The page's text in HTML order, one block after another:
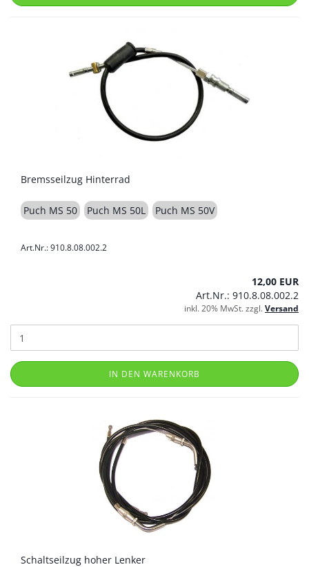
Bremsseilzug Hinterrad
Puch MS 50 Puch MS 50L Puch MS 50V
Art.Nr.: 910.8.08.002.2
12,00 EUR
Art.Nr.: 910.8.08.002.2
inkl. 20% MwSt. zzgl.Versand
IN DEN WARENKORB
Schaltseilzug hoher Lenker